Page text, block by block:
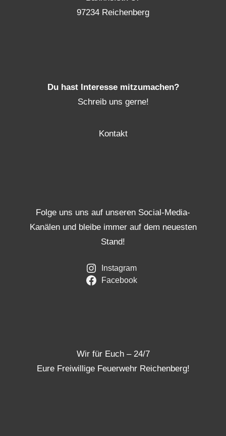
97234 Reichenberg
Du hast Interesse mitzumachen?
Schreib uns gerne!
Kontakt
Folge uns uns auf unseren Social-Media-
Kanälen und bleibe immer auf dem neuesten
Stand!
Instagram
Facebook
Wir für Euch – 24/7
Eure Freiwillige Feuerwehr Reichenberg!